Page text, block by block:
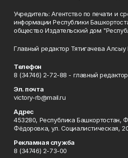
Учредитель: Агентство по печати и
информации Республики
общество Издательский дом
Главный редактор Тятигачева
Телефон
8 (34746) 2-72-88 - главный
Эл. почта
victory-rb@mail.ru
Адрес
453280, Республика Башкортостан,
Фёдоровка, ул. Социалистическая,
Рекламная служба
8 (34746) 2-73-00